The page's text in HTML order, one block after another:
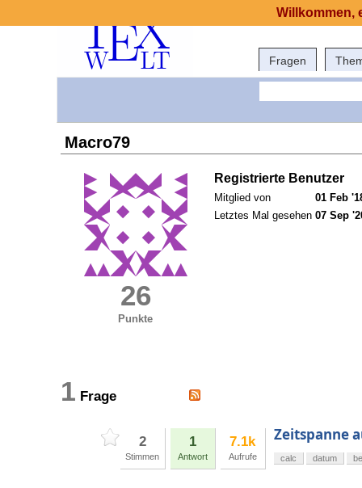
Fragen
Macro79
26
Punkte
Registrierte Benutzer
Mitglied von
01 Feb
Letztes Mal gesehen 07 Sep
1 Frage
2
Stimmen
1
Antwort
7.1k
Aufrufe
Zeitspanne
calc datum
Willkommen,